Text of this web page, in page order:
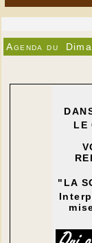
Agenda du
LE
"LA